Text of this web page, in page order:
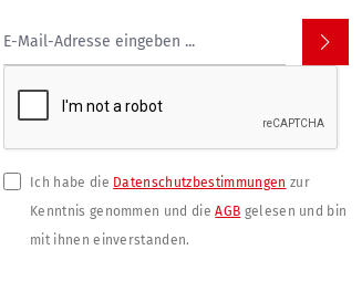
Ich habe die Datenschutzbestimmungen zur
Kenntnis genommen und dieAGB gelesen und bin
mit ihnen einverstanden.